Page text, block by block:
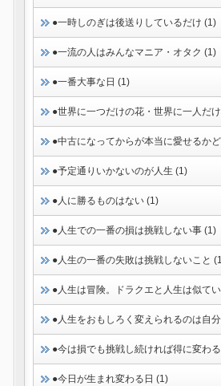
●一時しのぎは後送りしているだけ (1)
●一流の人はみんなマニア・オタク (1)
●一番大事な日 (1)
●世界に一つだけの花・世界に一人だ
●中古になってからが本当に愛せるか
●予定通りいかないのが人生 (1)
●人に勝るものはない (1)
●人生での一番の損は挑戦しない事 (1)
●人生の一番の失敗は挑戦しないこと
●人生は冒険。ドラクエと人生は似て
●人生をおもしろく変えられるのは自
●今は損でも挑戦し続ければ得に変わ
●今日が生まれ変わる日 (1)